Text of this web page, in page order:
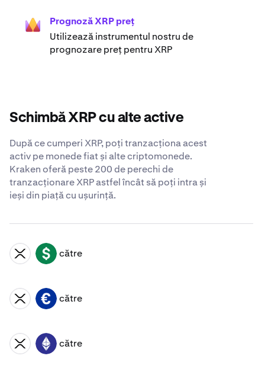
Prognoză XRP preț
Utilizează instrumentul nostru de
prognozare preț pentru XRP
Schimbă XRP cu alte active
După ce cumperi XRP, poți tranzacționa acest
activ pe monede fiat și alte criptomonede.
Kraken oferă peste 200 de perechi de
tranzacționare XRP astfel încât să poți intra și
ieși din piață cu ușurință.
XRP USD către
XRP EUR către
XRP ETH către